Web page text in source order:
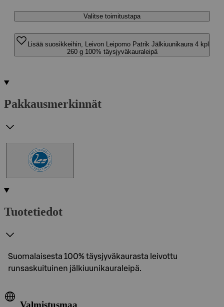
Valitse toimitustapa
Lisää suosikkeihin, Leivon Leipomo Patrik Jälkiuunikaura 4 kpl
260 g 100% täysjyväkauraleipä
Pakkausmerkinnät
Tuotetiedot
Suomalaisesta 100% täysjyväkaurasta leivottu
runsaskuituinen jälkiuunikauraleipä.